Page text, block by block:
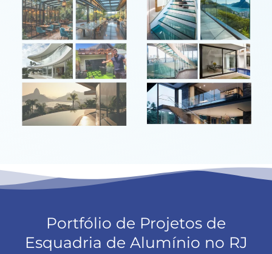
Portfólio de Projetos de
Esquadria de Alumínio no RJ